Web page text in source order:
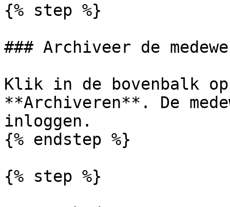
{% step %}
### Archiveer de
Klik in de bovenbalk
**Archiveren**. De
inloggen.
{% endstep %}
{% step %}